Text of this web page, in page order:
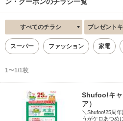
すべてのチラシ プレゼントキャン
スーパー ファッション 家電
1〜1/1枚
Shufoo!キャ
ア）
＼Shufoo!25周
うがケロあつめ